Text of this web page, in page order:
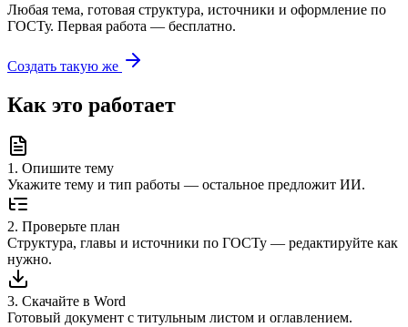
Любая тема, готовая структура, источники и оформление по
ГОСТу. Первая работа — бесплатно.
Создать такую же
Как это работает
1. Опишите тему
Укажите тему и тип работы — остальное предложит ИИ.
2. Проверьте план
Структура, главы и источники по ГОСТу — редактируйте как
нужно.
3. Скачайте в Word
Готовый документ с титульным листом и оглавлением.